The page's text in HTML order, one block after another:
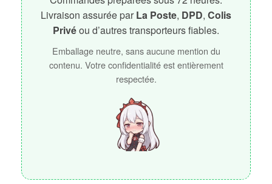
Livraison assurée par La Poste, DPD, Colis
Privéou d’autres transporteurs fiables.
Emballage neutre, sans aucune mention du
contenu. Votre confidentialité est entièrement
respectée.